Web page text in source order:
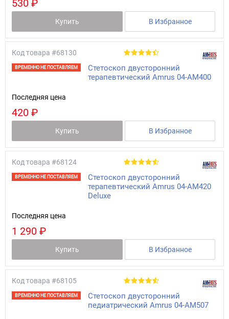
530 ₽
Купить В Избранное
Код товара #68130
ВРЕМЕННО НЕ ПОСТАВЛЯЕМ
Стетоскоп двусторонний
терапевтический Amrus 04-AM400
Последняя цена
420 ₽
Купить В Избранное
Код товара #68124
ВРЕМЕННО НЕ ПОСТАВЛЯЕМ
Стетоскоп двусторонний
терапевтический Amrus 04-AM420
Deluxe
Последняя цена
1 290 ₽
Купить В Избранное
Код товара #68105
ВРЕМЕННО НЕ ПОСТАВЛЯЕМ
Стетоскоп двусторонний
педиатрический Amrus 04-AM507